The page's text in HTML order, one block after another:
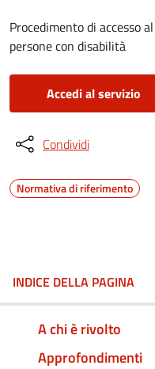
Procedimento di accesso
persone con disabilità
Accedi al servizio
Condividi
Normativa di riferimento
INDICE DELLA PAGINA
A chi è rivolto
Approfondimenti